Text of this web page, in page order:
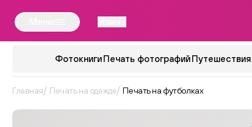
Фотокниги Печать фотографий Путешествия
Главная Печать на одежде Печать на футболках